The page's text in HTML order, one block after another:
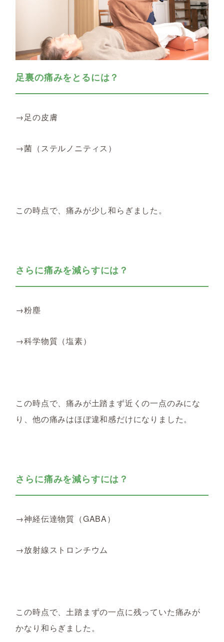
足裏の痛みをとるには？
→足の皮膚
→菌（ステルノニティス）
この時点で、痛みが少し和らぎました。
さらに痛みを減らすには？
→粉塵
→科学物質（塩素）
この時点で、痛みが土踏まず近くの一点のみにな
り、他の痛みはほぼ違和感だけになりました。
さらに痛みを減らすには？
→神経伝達物質（GABA）
→放射線ストロンチウム
この時点で、土踏まずの一点に残っていた痛みが
かなり和らぎました。